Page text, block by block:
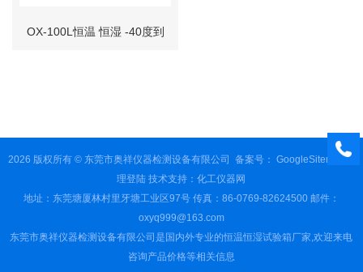
OX-100L恒温 恒湿 -40度到
2026 版权所有 © 东莞市奥祥仪器检测设备有限公司 备案号： GoogleSitemap管
理登陆 技术支持：化工仪器网
地址：东莞塘厦林村里牙塘工业区97号 传真：86-0769-82624500 邮件：
oxyq999@163.com
东莞市奥祥仪器检测设备有限公司是国内外专业的恒温恒湿试验箱厂家,欢迎来电
咨询产品价格等相关信息